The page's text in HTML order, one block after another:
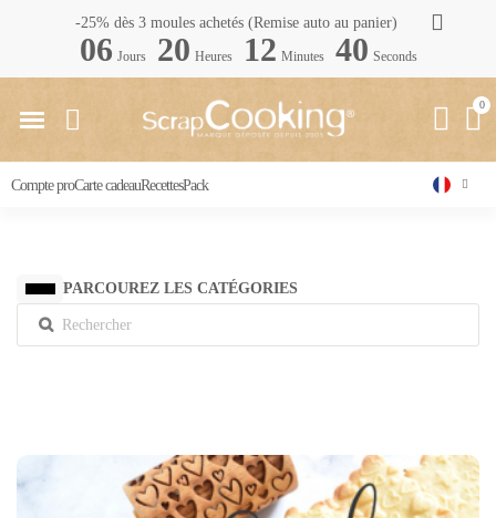
-25% dès 3 moules achetés (Remise auto au panier)
06 Jours 20 Heures 12 Minutes 39 Seconds
Compte proCarte cadeauRecettesPack
PARCOUREZ LES CATÉGORIES